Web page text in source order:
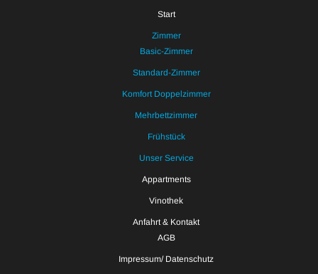
Start
Zimmer
Basic-Zimmer
Standard-Zimmer
Komfort Doppelzimmer
Mehrbettzimmer
Frühstück
Unser Service
Appartments
Vinothek
Anfahrt & Kontakt
AGB
Impressum/ Datenschutz